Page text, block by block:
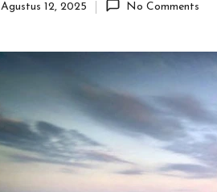
Agustus 12, 2025 No Comments